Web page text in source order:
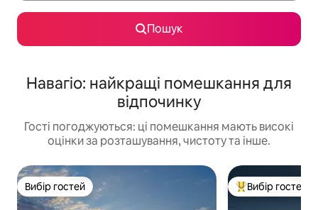
Пошук
Навагіо: найкращі помешкання для
відпочинку
Гості погоджуються: ці помешкання мають високі
оцінки за розташування, чистоту та інше.
Вибір гостей
Вибір гостей Топ вибір гостей
Вибір гостей